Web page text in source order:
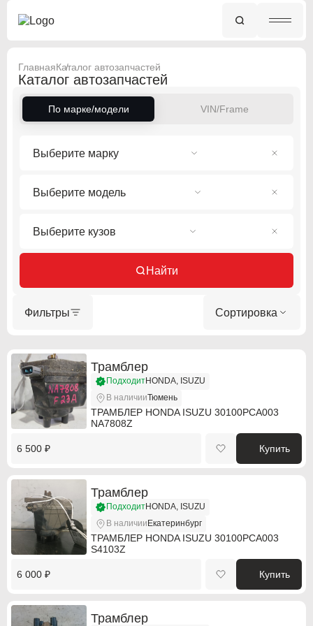
ГлавнаяКаталог автозапчастей
Каталог автозапчастей
По марке/модели VIN/Frame
Выберите марку
Выберите модель
Выберите кузов
Найти
Фильтры Сортировка
Трамблер
В наличииТюмень
ПодходитHONDA, ISUZU
ТРАМБЛЕР HONDA ISUZU 30100PCA003
NA7808Z
6 500 ₽ Купить
Трамблер
В наличии Екатеринбург
ПодходитHONDA, ISUZU
ТРАМБЛЕР HONDA ISUZU 30100PCA003
S4103Z
6 000 ₽ Купить
Трамблер